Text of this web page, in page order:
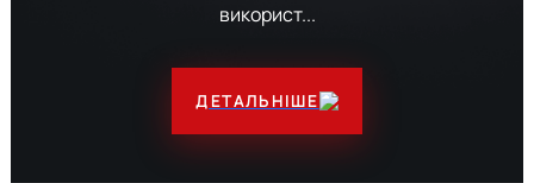
використ...
ДЕТАЛЬНІШЕ